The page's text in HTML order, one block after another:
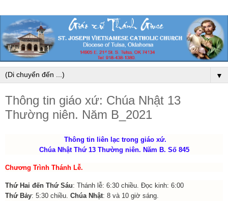
▼
Thông tin giáo xứ: Chúa Nhật 13
Thường niên. Năm B_2021
Thông tin liên lạc trong giáo xứ.
Chúa Nhật Thứ 13 Thường niên. Năm B. Số 845
Chương Trình Thánh Lễ.
Thứ Hai đến Thứ Sáu: Thánh lễ: 6:30 chiều. Đọc kinh: 6:00
Thứ Bảy: 5:30 chiều. Chúa Nhật: 8 và 10 giờ sáng.